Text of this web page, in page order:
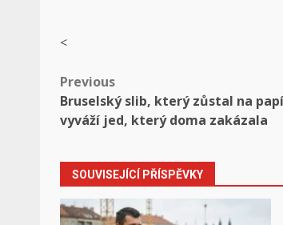
<
Post
navigation
Previous
Bruselský slib, který zůstal na
vyváží jed, který doma zakázala
SOUVISEJÍCÍ PŘÍSPĚVKY